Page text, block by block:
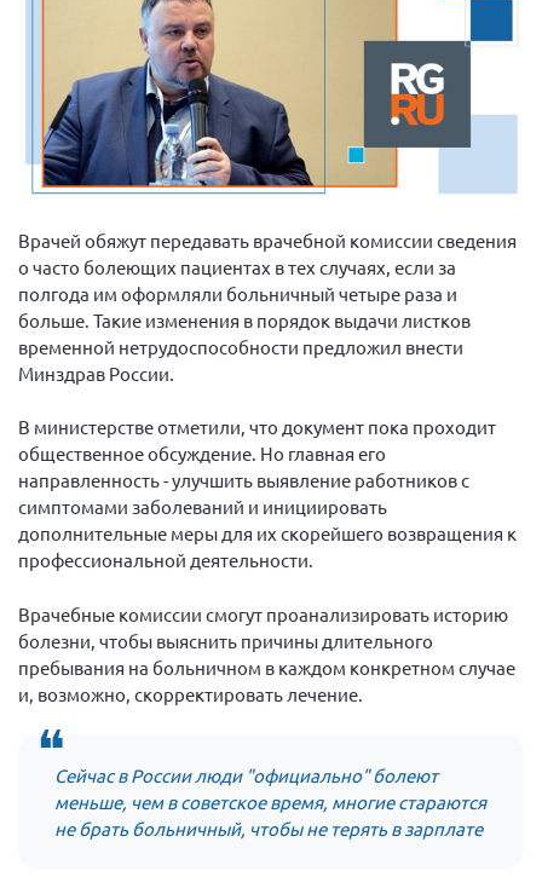
Первый вице-президент Кичигина Н. Ф.
Генеральный директор Матвиевская О.В.
Вице-президент Зрячева Н.В.
Вице-президент Шишлянников Ф.В.
Информационная служба
Вице-президент Черненко Д.Е.
Вице-президент Валюх М.В.
Вице-президент Чернова А.В.
Вице-президент Цикорин И.В.
Главный бухгалтер Жаворонкова Г.М.
Конференция ОООИБРС 2026
Конференция ОООИБРС 2025
Экспертный совет ОООИБРС 2025
Конференция ОООИБРС 2023
Конференция ОООИБРС 2022
Конференция ОООИБРС 2021
Конференция ВСЭ 2021
Конференция ОООИБРС 2020
Документы съездов
Врачей обяжут передавать врачебной комиссии сведения
о часто болеющих пациентах в тех случаях, если за
полгода им оформляли больничный четыре раза и
больше. Такие изменения в порядок выдачи листков
временной нетрудоспособности предложил внести
Минздрав России.
В министерстве отметили, что документ пока проходит
общественное обсуждение. Но главная его
направленность - улучшить выявление работников с
симптомами заболеваний и инициировать
дополнительные меры для их скорейшего возвращения к
профессиональной деятельности.
Врачебные комиссии смогут проанализировать историю
болезни, чтобы выяснить причины длительного
пребывания на больничном в каждом конкретном случае
и, возможно, скорректировать лечение.
Сейчас в России люди "официально" болеют
меньше, чем в советское время, многие стараются
не брать больничный, чтобы не терять в зарплате